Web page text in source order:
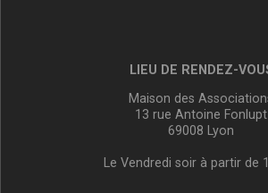
LIEU DE RENDEZ-
Maison des
13 rue Antoine Fonlupt
69008 Lyon
Le Vendredi soir à partir de